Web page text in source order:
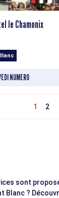
le Chamonix
NUMERO
1 2
sont
Blanc ?